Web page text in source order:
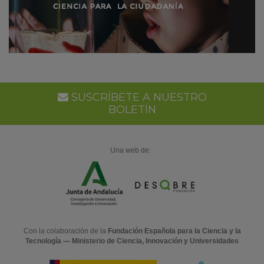
SUSCRÍBETE A NUESTRO
BOLETÍN
Una web de:
Con la colaboración de la Fundación Española para la Ciencia y la
Tecnología — Ministerio de Ciencia, Innovación y Universidades